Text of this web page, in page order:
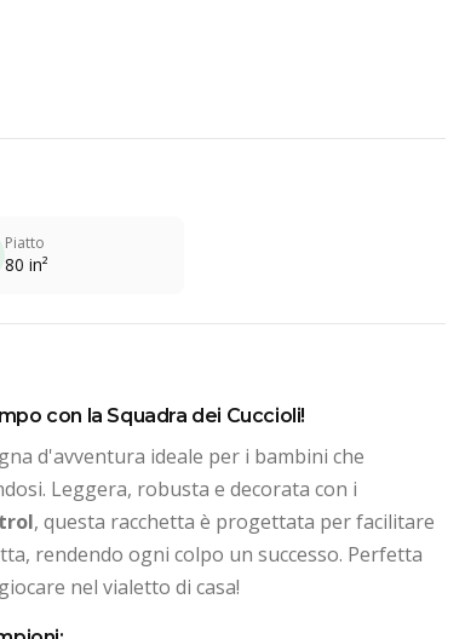
Piatto
80 in²
con la Squadra dei Cuccioli!
d'avventura ideale per i bambini che
Leggera, robusta e decorata con i
, questa racchetta è progettata per facilitare
rendendo ogni colpo un successo. Perfetta
nel vialetto di casa!